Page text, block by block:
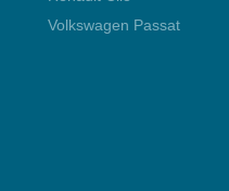
Volkswagen Passat